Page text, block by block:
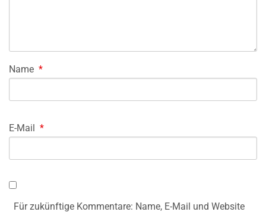
Name *
E-Mail *
Für zukünftige Kommentare: Name, E-Mail und Website